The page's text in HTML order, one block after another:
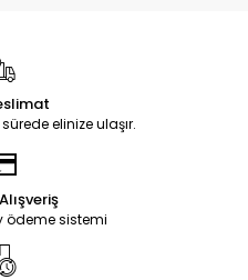
elinize ulaşır.
ödeme sistemi